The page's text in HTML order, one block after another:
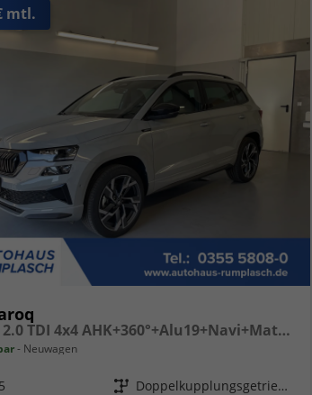
mtl.
Sportline 2.0 TDI 4x4 AHK+360°+Alu19+Navi+Matrix+Winter+eHeck+Lounge+ACC+GV5
Neuwagen
Getriebe
Doppelkupplungsgetriebe (DSG)